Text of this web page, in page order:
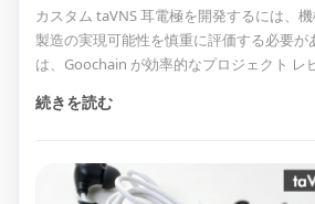
カスタム taVNS 耳電極を開発するには、機
製造の実現可能性を慎重に評価する必要
は、Goochain が効率的なプロジェクト レ
グとよりスムーズな生産プロセスを実現で
続きを読む